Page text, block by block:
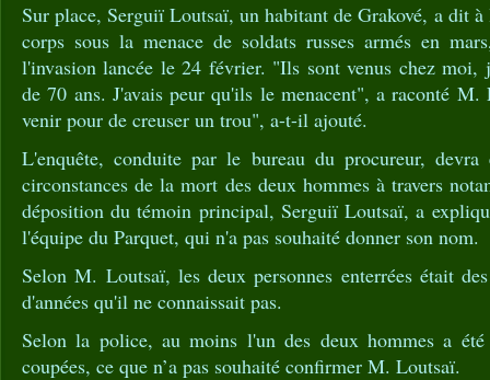
Sur place, Serguiï Loutsaï, un habitant de Grakové, a dit à
corps sous la menace de soldats russes armés en
l'invasion lancée le 24 février. "Ils sont venus chez moi,
de 70 ans. J'avais peur qu'ils le menacent", a raconté
venir pour de creuser un trou", a-t-il ajouté.
L'enquête, conduite par le bureau du procureur,
circonstances de la mort des deux hommes à travers
déposition du témoin principal, Serguiï Loutsaï, a
l'équipe du Parquet, qui n'a pas souhaité donner son nom.
Selon M. Loutsaï, les deux personnes enterrées était
d'années qu'il ne connaissait pas.
Selon la police, au moins l'un des deux hommes a
coupées, ce que n’a pas souhaité confirmer M. Loutsaï.